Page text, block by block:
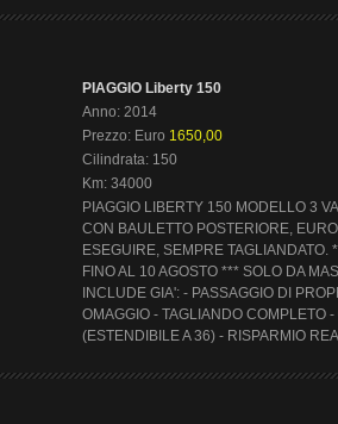
PIAGGIO Liberty 150
Anno: 2014
Prezzo: Euro 1650,00
Cilindrata: 150
Km: 34000
PIAGGIO LIBERTY 150 MODELLO 3
CON BAULETTO POSTERIORE,
ESEGUIRE, SEMPRE TAGLIANDATO.
FINO AL 10 AGOSTO *** SOLO DA
INCLUDE GIA': - PASSAGGIO DI
OMAGGIO - TAGLIANDO COMPLETO -
(ESTENDIBILE A 36) - RISPARMIO